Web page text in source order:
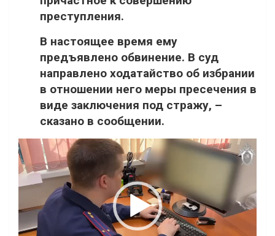
преступления.
В настоящее время ему
предъявлено обвинение. В суд
направлено ходатайство об избрании
в отношении него меры пресечения в
виде заключения под стражу, –
сказано в сообщении.
Видеоплеер